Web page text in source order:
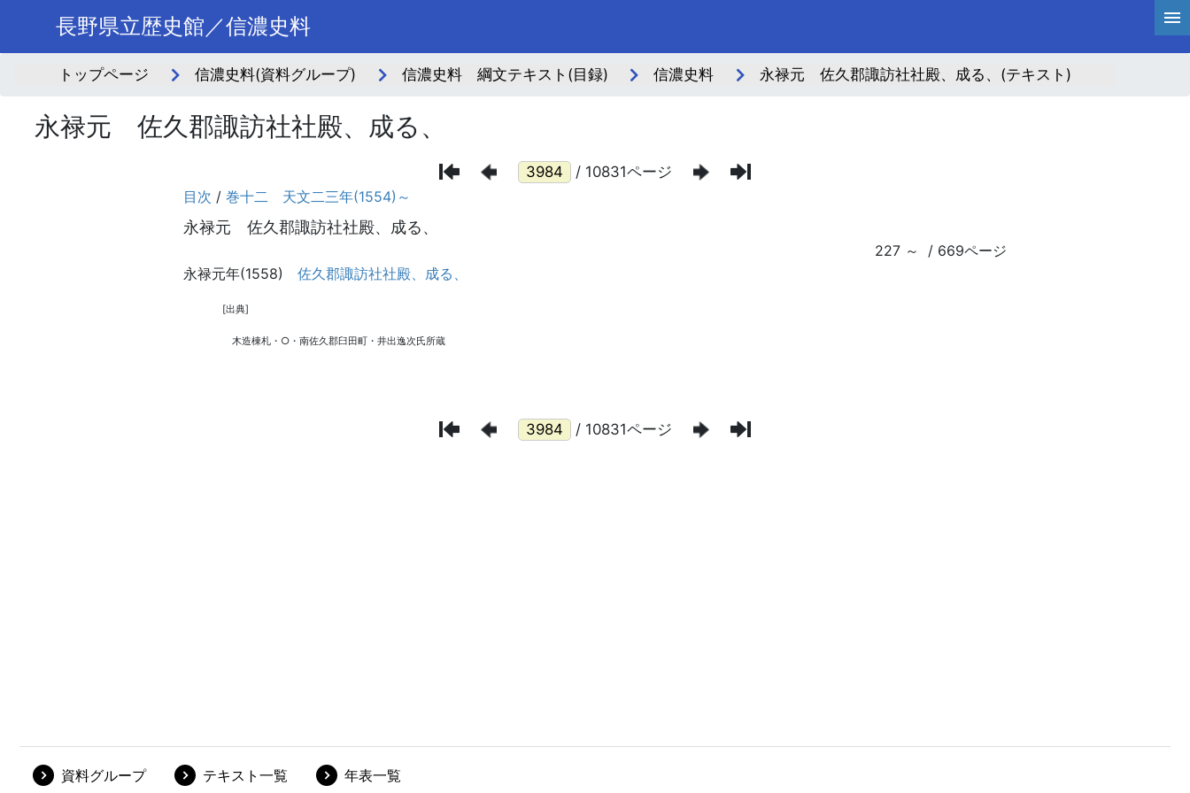
長野県立歴史館／信濃史料
トップページ 信濃史料(資料グループ) 信濃史料 綱文テキスト(目録) 信濃史料 永禄元 佐久郡諏訪社社殿、成る、(テキスト)
永禄元 佐久郡諏訪社社殿、成る、
/ 10831ページ
/ 10831ページ
資料グループ テキスト一覧 年表一覧